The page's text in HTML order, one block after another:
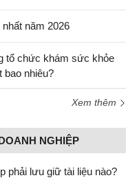
năm 2026
tổ chức khám sức khỏe
bao nhiêu?
Xem thêm
NGHIỆP
phải lưu giữ tài liệu nào?